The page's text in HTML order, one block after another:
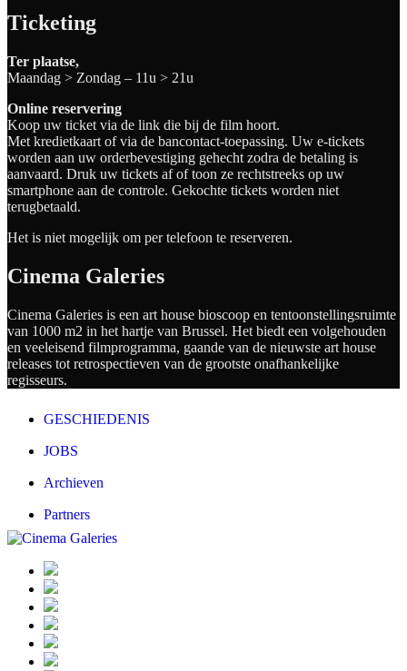
Ticketing
Ter plaatse,
Maandag > Zondag – 11u > 21u
Online reservering
Koop uw ticket via de link die bij de film hoort.
Met kredietkaart of via de bancontact-toepassing. Uw e-tickets
worden aan uw orderbevestiging gehecht zodra de betaling is
aanvaard. Druk uw tickets af of toon ze rechtstreeks op uw
smartphone aan de controle. Gekochte tickets worden niet
terugbetaald.
Het is niet mogelijk om per telefoon te reserveren.
Cinema Galeries
Cinema Galeries is een art house bioscoop en tentoonstellingsruimte
van 1000 m2 in het hartje van Brussel. Het biedt een volgehouden
en veeleisend filmprogramma, gaande van de nieuwste art house
releases tot retrospectieven van de grootste onafhankelijke
regisseurs.
GESCHIEDENIS
JOBS
Archieven
Partners